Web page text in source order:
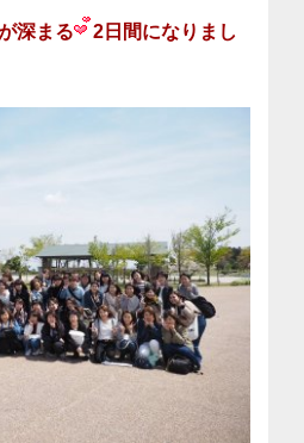
深まる
2日間になりまし